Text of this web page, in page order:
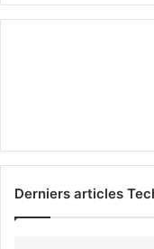
Derniers articles